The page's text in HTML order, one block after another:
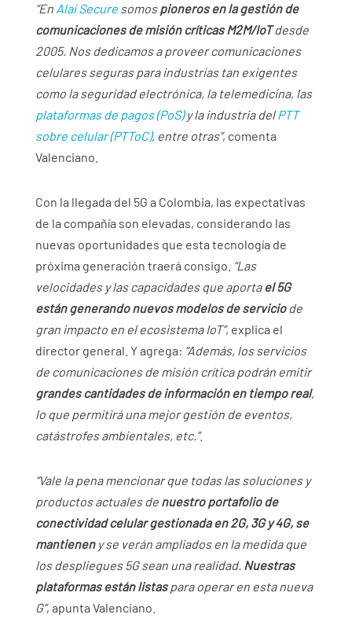
“En Alai Securesomospioneros en la gestión de
comunicaciones de misión críticas M2M/IoTdesde
2005. Nos dedicamos a proveer comunicaciones
celulares seguras para industrias tan exigentes
como la seguridad electrónica, la telemedicina, las
plataformas de pagos (PoS)y la industria delPTT
sobre celular (PTToC), entre otras”, comenta
Valenciano.
Con la llegada del 5G a Colombia, las expectativas
de la compañía son elevadas, considerando las
nuevas oportunidades que esta tecnología de
próxima generación traerá consigo. “Las
velocidades y las capacidades que aportael 5G
están generando nuevos modelos de serviciode
gran impacto en el ecosistema IoT”, explica el
director general. Y agrega: “Además, los servicios
de comunicaciones de misión crítica podrán emitir
grandes cantidades de información en tiempo real,
lo que permitirá una mejor gestión de eventos,
catástrofes ambientales, etc.”.
“Vale la pena mencionar que todas las soluciones y
productos actuales de nuestro portafolio de
conectividad celular gestionada en 2G, 3G y 4G, se
mantieneny se verán ampliados en la medida que
los despliegues 5G sean una realidad. Nuestras
plataformas están listaspara operar en esta nueva
G”, apunta Valenciano.